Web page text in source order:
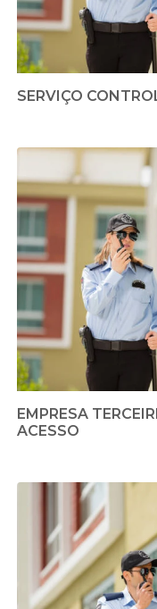
SERVIÇO
EMPRESA
ACESSO